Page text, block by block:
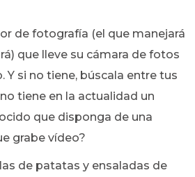
de fotografía (el que manejará
que lleve su cámara de fotos
Y si no tiene, búscala entre tus
tiene en la actualidad un
que disponga de una
grabe vídeo?
de patatas y ensaladas de